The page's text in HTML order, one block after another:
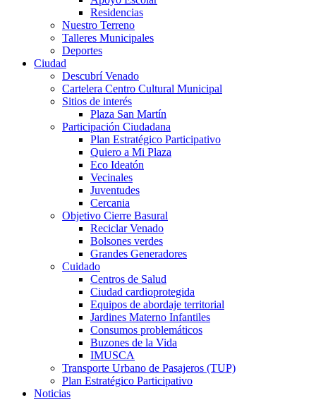
Residencias
Nuestro Terreno
Talleres Municipales
Deportes
Ciudad
Descubrí Venado
Cartelera Centro Cultural Municipal
Sitios de interés
Plaza San Martín
Participación Ciudadana
Plan Estratégico Participativo
Quiero a Mi Plaza
Eco Ideatón
Vecinales
Juventudes
Cercania
Objetivo Cierre Basural
Reciclar Venado
Bolsones verdes
Grandes Generadores
Cuidado
Centros de Salud
Ciudad cardioprotegida
Equipos de abordaje territorial
Jardines Materno Infantiles
Consumos problemáticos
Buzones de la Vida
IMUSCA
Transporte Urbano de Pasajeros (TUP)
Plan Estratégico Participativo
Noticias